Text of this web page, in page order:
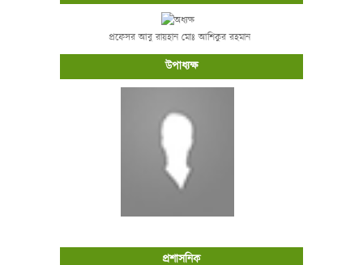
প্রফেসর আবু রায়হান মোঃ আশিকুর রহমান
উপাধ্যক্ষ
প্রশাসনিক